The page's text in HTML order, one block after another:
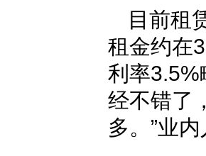
目前租
租金约在
利率3.5%
经不错了
多。”业